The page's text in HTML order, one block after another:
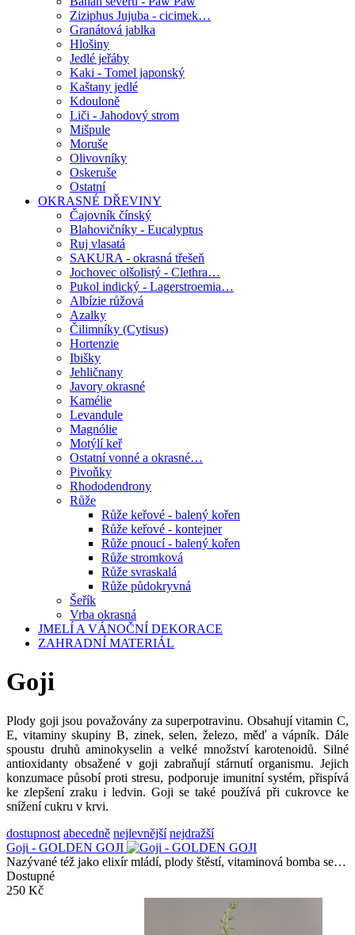
Ziziphus Jujuba - cicimek…
Granátová jablka
Hlošiny
Jedlé jeřáby
Kaki - Tomel japonský
Kaštany jedlé
Kdouloně
Liči - Jahodový strom
Mišpule
Moruše
Olivovníky
Oskeruše
Ostatní
OKRASNÉ DŘEVINY
Čajovník čínský
Blahovičníky - Eucalyptus
Ruj vlasatá
SAKURA - okrasná třešeň
Jochovec olšolistý - Clethra…
Pukol indický - Lagerstroemia…
Albízie růžová
Azalky
Čilimníky (Cytisus)
Hortenzie
Ibišky
Jehličnany
Javory okrasné
Kamélie
Levandule
Magnólie
Motýlí keř
Ostatní vonné a okrasné…
Pivoňky
Rhododendrony
Růže
Růže keřové - balený kořen
Růže keřové - kontejner
Růže pnoucí - balený kořen
Růže stromková
Růže svraskalá
Růže půdokryvná
Šeřík
Vrba okrasná
JMELÍ A VÁNOČNÍ DEKORACE
ZAHRADNÍ MATERIÁL
Goji
Plody goji jsou považovány za superpotravinu. Obsahují vitamin C,
E, vitaminy skupiny B, zinek, selen, železo, měď a vápník. Dále
spoustu druhů aminokyselin a velké množství karotenoidů. Silné
antioxidanty obsažené v goji zabraňují stárnutí organismu. Jejich
konzumace působí proti stresu, podporuje imunitní systém, přispívá
ke zlepšení zraku i ledvin. Goji se také používá při cukrovce ke
snížení cukru v krvi.
dostupnost abecedně nejlevnější nejdražší
Goji - GOLDEN GOJI
Nazývané též jako elixír mládí, plody štěstí, vitaminová bomba se…
Dostupné
250 Kč